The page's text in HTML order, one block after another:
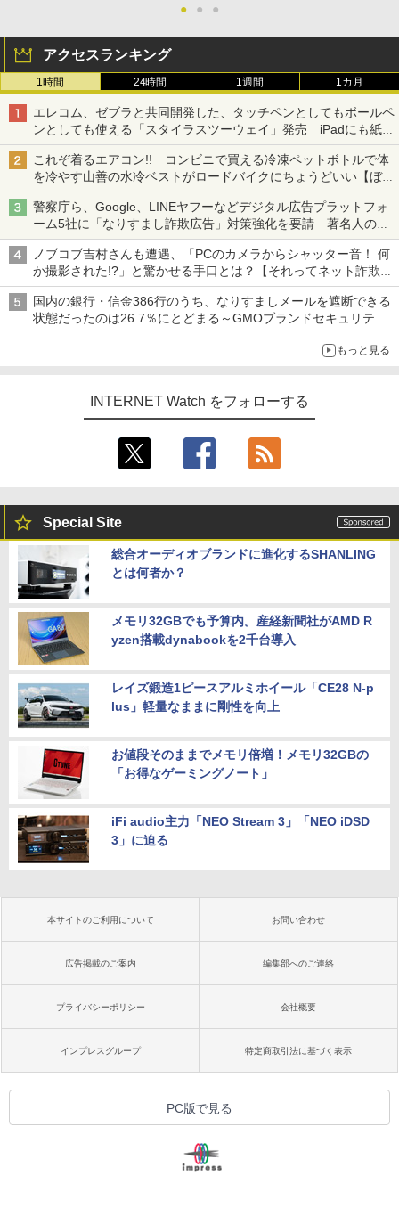
● ● ●
アクセスランキング
1時間 24時間 1週間 1カ月
エレコム、ゼブラと共同開発した、タッチペンとしてもボールペ
ンとしても使える「スタイラスツーウェイ」発売 iPadにも紙に
も、持ち替えずに書き込める
これぞ着るエアコン!! コンビニで買える冷凍ペットボトルで体
を冷やす山善の水冷ベストがロードバイクにちょうどいい【ぼっ
ち・ざ・ろーど！その14】【空いた時間でなにしてる？】
警察庁ら、Google、LINEヤフーなどデジタル広告プラットフォ
ーム5社に「なりすまし詐欺広告」対策強化を要請 著名人の写
真や映像を使った投資詐欺などへの対策として
ノブコブ吉村さんも遭遇、「PCのカメラからシャッター音！ 何
か撮影された!?」と驚かせる手口とは？【それってネット詐欺で
すよ！】
国内の銀行・信金386行のうち、なりすましメールを遮断できる
状態だったのは26.7％にとどまる～GMOブランドセキュリティ
もっと見る
INTERNET Watch をフォローする
Special Site
総合オーディオブランドに進化するSHANLING
とは何者か？
メモリ32GBでも予算内。産経新聞社がAMD R
yzen搭載dynabookを2千台導入
レイズ鍛造1ピースアルミホイール「CE28 N-p
lus」軽量なままに剛性を向上
お値段そのままでメモリ倍増！メモリ32GBの
「お得なゲーミングノート」
iFi audio主力「NEO Stream 3」「NEO iDSD
3」に迫る
本サイトのご利用について お問い合わせ
広告掲載のご案内 編集部へのご連絡
プライバシーポリシー 会社概要
インプレスグループ 特定商取引法に基づく表示
PC版で見る